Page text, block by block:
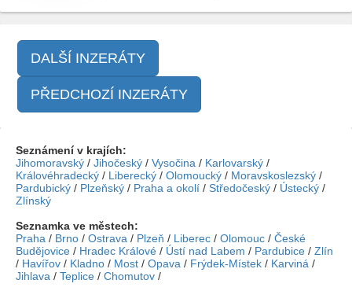
DALŠÍ INZERÁTY
PŘEDCHOZÍ INZERÁTY
Seznámení v krajích:
Jihomoravský / Jihočeský / Vysočina / Karlovarský /
Královéhradecký / Liberecký / Olomoucký / Moravskoslezský /
Pardubický / Plzeňský / Praha a okolí / Středočeský / Ústecký /
Zlínský
Seznamka ve městech:
Praha / Brno / Ostrava / Plzeň / Liberec / Olomouc / České
Budějovice / Hradec Králové / Ústí nad Labem / Pardubice / Zlín
/ Havířov / Kladno / Most / Opava / Frýdek-Místek / Karviná /
Jihlava / Teplice / Chomutov /